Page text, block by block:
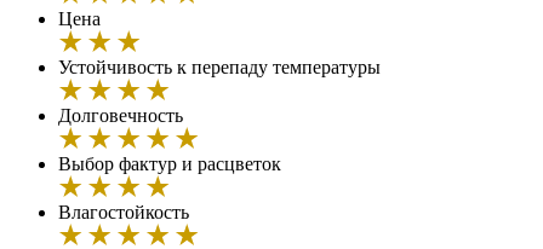
Цена
Устойчивость к перепаду температуры
Долговечность
Выбор фактур и расцветок
Влагостойкость